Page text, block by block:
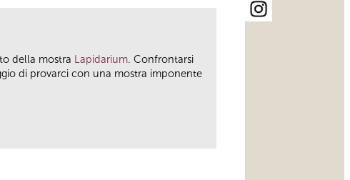
della mostra Lapidarium. Confrontarsi
di provarci con una mostra imponente